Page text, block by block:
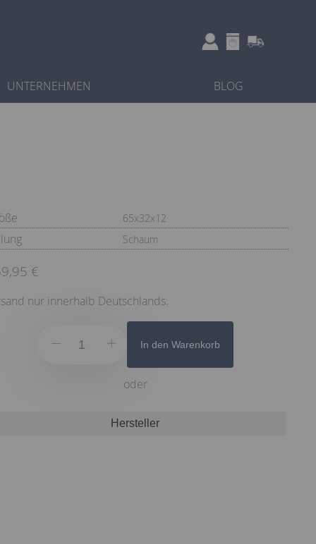
UNTERNEHMEN BLOG
65x32x12
Schaum
€
nur innerhalb Deutschlands.
In den Warenkorb
oder
Hersteller